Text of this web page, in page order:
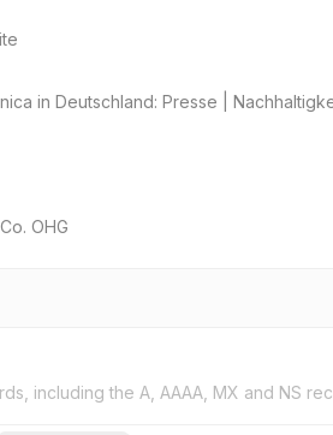
in Deutschland: Presse |
OHG
including the A, AAAA, MX and NS